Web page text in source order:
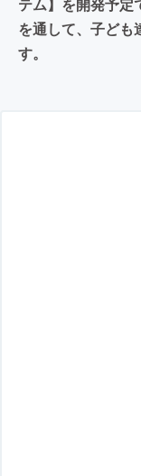
を通して、子ども
す。